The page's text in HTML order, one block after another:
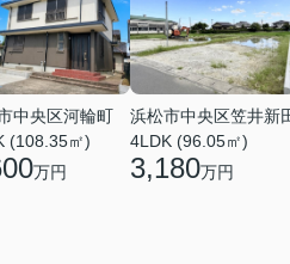
中央区河輪町
(108.35㎡)
万円
浜松市中央区笠井新
4LDK (96.05㎡)
3,180万円